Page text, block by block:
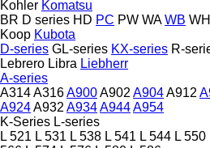
Kohler Komatsu
BR D series HD PC PW WA WB WH
Koop Kubota
D-series GL-series KX-series R-
Lebrero Libra Liebherr
A-series
A314A316A900A902 A904A912
A924A932 A934A944A954
K-Series L-series
L 521 L 531 L 538 L 541 L 544 L 550